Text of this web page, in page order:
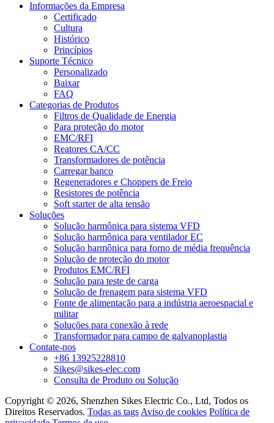
Informações da Empresa
Certificado
Cultura
Histórico
Princípios
Suporte Técnico
Personalizado
Baixar
FAQ
Categorias de Produtos
Filtros de Qualidade de Energia
Para proteção do motor
EMC/RFI
Reatores CA/CC
Transformadores de potência
Carregar banco
Regeneradores e Choppers de Freio
Resistores de potência
Soft starter de alta tensão
Soluções
Solução harmônica para sistema VFD
Solução harmônica para ventilador EC
Solução harmônica para forno de média frequência
Solução de proteção do motor
Produtos EMC/RFI
Solução para teste de carga
Solução de frenagem para sistema VFD
Fonte de alimentação para a indústria aeroespacial e
militar
Soluções para conexão à rede
Transformador para campo de galvanoplastia
Contate-nos
+86 13925228810
Sikes@sikes-elec.com
Consulta de Produto ou Solução
Copyright © 2026, Shenzhen Sikes Electric Co., Ltd, Todos os
Direitos Reservados. Todas as tags Aviso de cookies Política de